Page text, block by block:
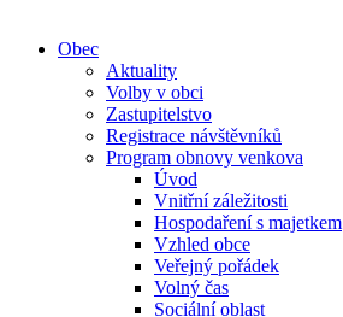
Obec
Aktuality
Volby v obci
Zastupitelstvo
Registrace návštěvníků
Program obnovy venkova
Úvod
Vnitřní záležitosti
Hospodaření s majetkem
Vzhled obce
Veřejný pořádek
Volný čas
Sociální oblast